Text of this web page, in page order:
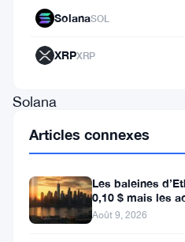
l’égard
Solana
SOL
d’autres
projets
confrontés
SolanaSOL
XRPXRP
Articles connexes
Les baleines
0,10 $ mais les
à l’écart
Août 9, 2026